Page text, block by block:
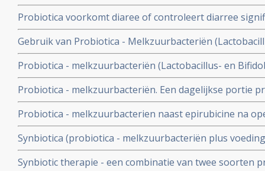
Probiotica voorkomt diaree of controleert diarree
ontstaan door antibioticagebruik blijkt uit grote
Gebruik van Probiotica - Melkzuurbacteriën
reduceert het ziekteverzuim door maag- en
gerandomiseerde placebo gecontroleerde studie bij 262
Probiotica - melkzuurbacteriën (Lactobacillus- en
de aanpak en vernietiging van de Helicobactor Pylori
tot 90%, zelfs bij patienten die resistent waren voor
Probiotica - melkzuurbacteriën. Een dagelijkse portie
de kans op leverkanker, blijkt uit een
geplaatst 3 juni 2006.
Probiotica - melkzuurbacterien naast epirubicine na
significant meer driejaars ziektevrije overlevingen.
Synbiotica (probiotica - melkzuurbacteriën plus
aanmerkelijk minder infecties na leveroperatie.19
procent in controlegroep aldus gerandomiseerde
Synbiotic therapie - een combinatie van twee soorten